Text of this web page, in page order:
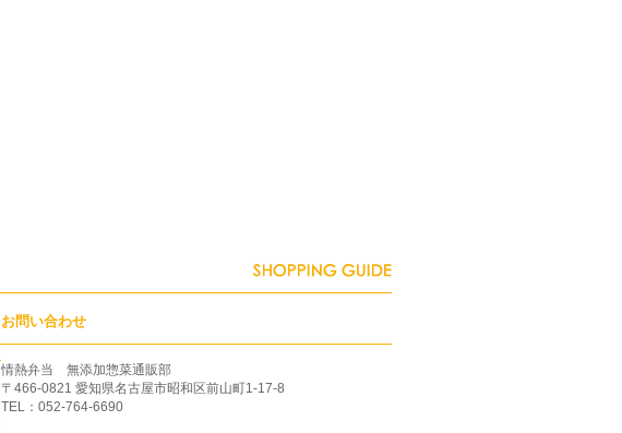
お問い合わせ
情熱弁当 無添加惣菜通販部
〒466-0821 愛知県名古屋市昭和区前山町1-17-8
TEL：052-764-6690